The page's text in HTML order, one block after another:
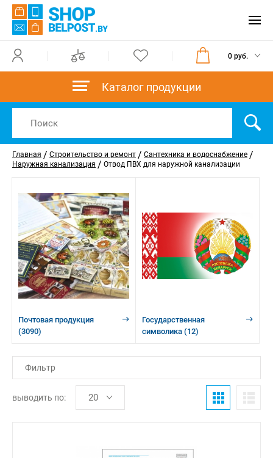
0 руб.
Каталог продукции
Главная / Строительство и ремонт / Сантехника и водоснабжение /
Наружная канализация / Отвод ПВХ для наружной канализации
Почтовая продукция
(3090)
Государственная
символика (12)
Фильтр
выводить по: